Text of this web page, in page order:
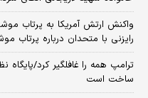
واکنش ارتش آمریکا به پرتاب
رایزنی با متحدان درباره پرتاب
ترامپ همه را غافلگیر کرد/
ساخت است